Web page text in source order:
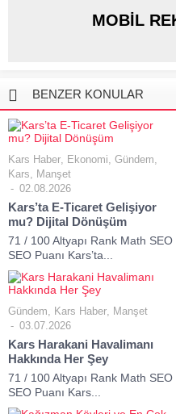
MOBİL
BENZER KONULAR
Kars Haber, Ekonomi, Gündem,
Kars, Manşet
02.08.2026
Kars’ta E-Ticaret Gelişiyor
mu? Dijital Dönüşüm
71 / 100 Altyapı Rank Math SEO
SEO Puanı Kars’ta...
Gündem, Kars Haber, Manşet
03.07.2026
Kars Harakani Havalimanı
Hakkında Her Şey
71 / 100 Altyapı Rank Math SEO
SEO Puanı Kars...